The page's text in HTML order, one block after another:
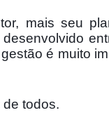
mais seu
é muito
todos.